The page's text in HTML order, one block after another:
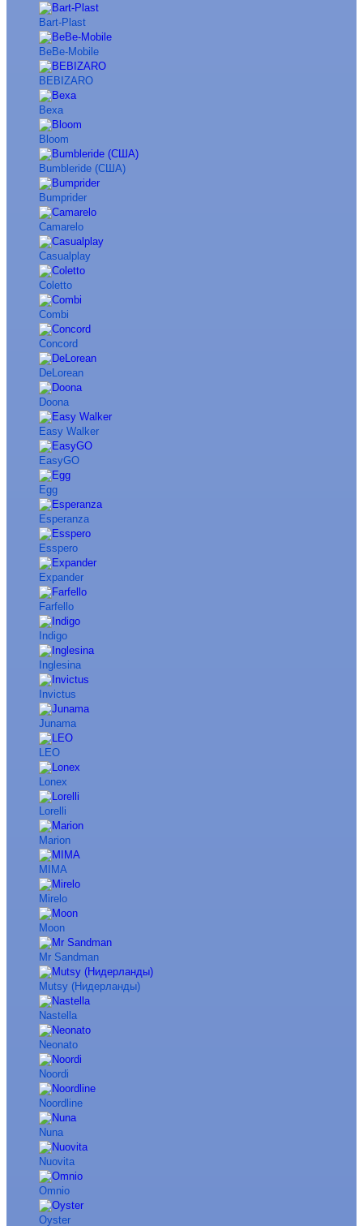
Bart-Plast
BeBe-Mobile
BEBIZARO
Bexa
Bloom
Bumbleride (США)
Bumprider
Camarelo
Casualplay
Coletto
Combi
Concord
DeLorean
Doona
Easy Walker
EasyGO
Egg
Esperanza
Esspero
Expander
Farfello
Indigo
Inglesina
Invictus
Junama
LEO
Lonex
Lorelli
Marion
MIMA
Mirelo
Moon
Mr Sandman
Mutsy (Нидерланды)
Nastella
Neonato
Noordi
Noordline
Nuna
Nuovita
Omnio
Oyster